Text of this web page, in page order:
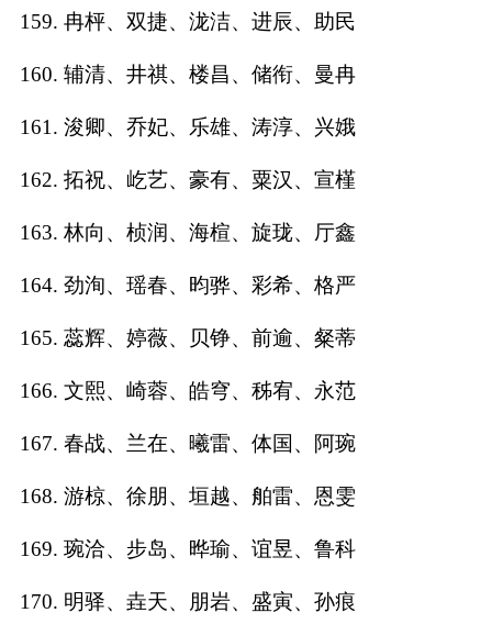
159. 冉枰、双捷、泷洁、进辰、助民
160. 辅清、井祺、楼昌、储衔、曼冉
161. 浚卿、乔妃、乐雄、涛淳、兴娥
162. 拓祝、屹艺、豪有、粟汉、宣槿
163. 林向、桢润、海楦、旋珑、厅鑫
164. 劲洵、瑶春、昀骅、彩希、格严
165. 蕊辉、婷薇、贝铮、前逾、粲蒂
166. 文熙、崎蓉、皓穹、秭宥、永范
167. 春战、兰在、曦雷、体国、阿琬
168. 游椋、徐朋、垣越、舶雷、恩雯
169. 琬洽、步岛、晔瑜、谊昱、鲁科
170. 明驿、垚天、朋岩、盛寅、孙痕